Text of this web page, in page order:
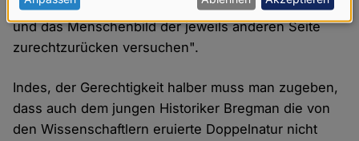
anderen Einseitigkeit, Blindheit, Naivität vorwerfen
und das Menschenbild der jeweils anderen Seite
zurechtzurücken versuchen".
Indes, der Gerechtigkeit halber muss man zugeben,
dass auch dem jungen Historiker Bregman die von
den Wissenschaftlern eruierte Doppelnatur nicht
Daten
und